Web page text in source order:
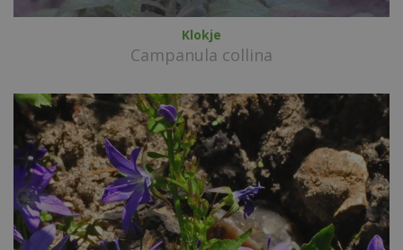
Klokje
Campanula collina